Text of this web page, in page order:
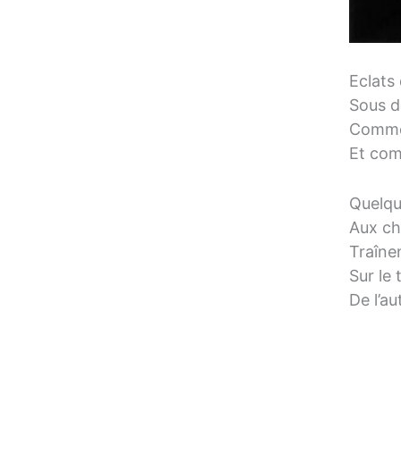
Eclats
Sous
Et
Aux
Sur le
De